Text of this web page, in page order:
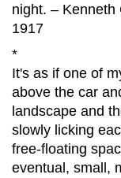
night. – Kenneth
1917
*
It's as if one of
above the car
landscape and
slowly licking
free-floating
eventual, small,